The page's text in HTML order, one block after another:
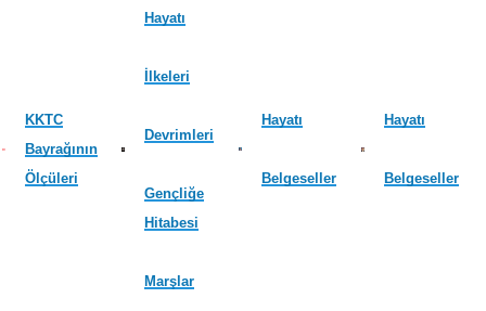
KKTC
Bayrağının
Ölçüleri
Hayatı
İlkeleri
Devrimleri
Gençliğe
Hitabesi
Marşlar
Hayatı
Belgeseller
Hayatı
Belgeseller